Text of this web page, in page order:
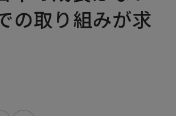
の取り組みが求